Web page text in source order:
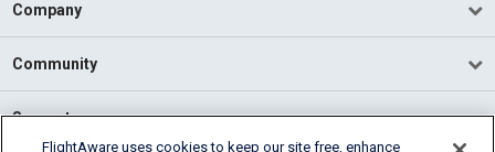
Company
Community
Support
FlightAware uses cookies to keep our site free, enhance